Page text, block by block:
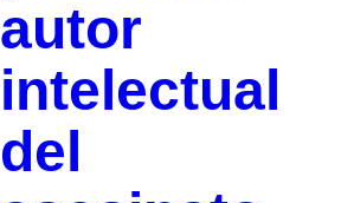
autor
intelectual
del